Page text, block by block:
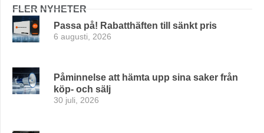
FLER NYHETER
Passa på! Rabatthäften till sänkt pris
6 augusti, 2026
Påminnelse att hämta upp sina saker från
köp- och sälj
30 juli, 2026